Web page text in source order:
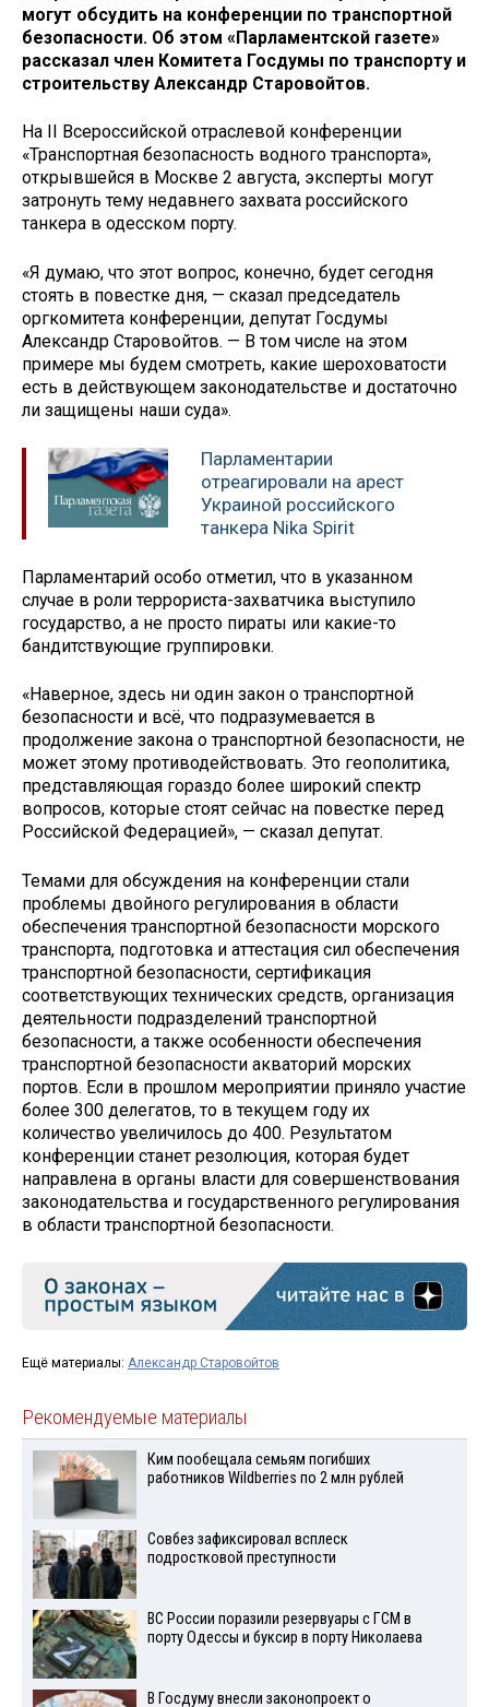
могут обсудить на конференции по транспортной
безопасности. Об этом «Парламентской газете»
рассказал член Комитета Госдумы по транспорту и
строительству Александр Старовойтов.
На II Всероссийской отраслевой конференции
«Транспортная безопасность водного транспорта»,
открывшейся в Москве 2 августа, эксперты могут
затронуть тему недавнего захвата российского
танкера в одесском порту.
«Я думаю, что этот вопрос, конечно, будет сегодня
стоять в повестке дня, — сказал председатель
оргкомитета конференции, депутат Госдумы
Александр Старовойтов. — В том числе на этом
примере мы будем смотреть, какие шероховатости
есть в действующем законодательстве и достаточно
ли защищены наши суда».
Парламентарии
отреагировали на арест
Украиной российского
танкера Nika Spirit
Парламентарий особо отметил, что в указанном
случае в роли террориста-захватчика выступило
государство, а не просто пираты или какие-то
бандитствующие группировки.
«Наверное, здесь ни один закон о транспортной
безопасности и всё, что подразумевается в
продолжение закона о транспортной безопасности, не
может этому противодействовать. Это геополитика,
представляющая гораздо более широкий спектр
вопросов, которые стоят сейчас на повестке перед
Российской Федерацией», — сказал депутат.
Темами для обсуждения на конференции стали
проблемы двойного регулирования в области
обеспечения транспортной безопасности морского
транспорта, подготовка и аттестация сил обеспечения
транспортной безопасности, сертификация
соответствующих технических средств, организация
деятельности подразделений транспортной
безопасности, а также особенности обеспечения
транспортной безопасности акваторий морских
портов. Если в прошлом мероприятии приняло участие
более 300 делегатов, то в текущем году их
количество увеличилось до 400. Результатом
конференции станет резолюция, которая будет
направлена в органы власти для совершенствования
законодательства и государственного регулирования
в области транспортной безопасности.
Ещё материалы: Александр Старовойтов
Рекомендуемые материалы
Ким пообещала семьям погибших
работников Wildberries по 2 млн рублей
Совбез зафиксировал всплеск
подростковой преступности
ВС России поразили резервуары с ГСМ в
порту Одессы и буксир в порту Николаева
В Госдуму внесли законопроект о